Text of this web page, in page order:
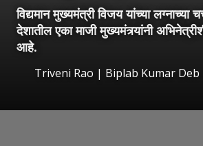
विद्यमान मुख्यमंत्री विजय यांच्या लग्नाच्या
देशातील एका माजी मुख्यमंत्र्यांनी
आहे.
Triveni Rao | Biplab Kumar